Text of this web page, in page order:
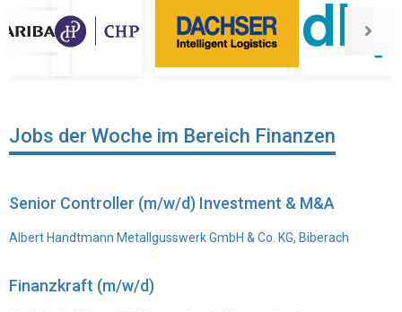
Jobs der Woche im Bereich Finanzen
Senior Controller (m/w/d) Investment & M&A
Albert Handtmann Metallgusswerk GmbH & Co. KG, Biberach
Finanzkraft (m/w/d)